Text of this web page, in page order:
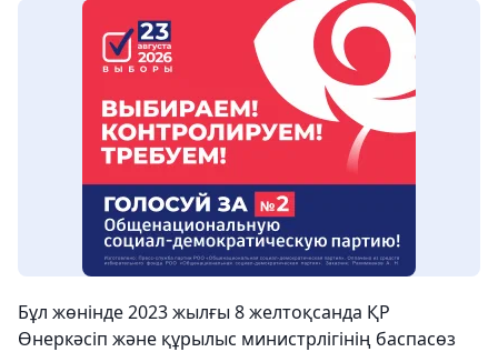
Бұл жөнінде 2023 жылғы 8 желтоқсанда ҚР
Өнеркәсіп және құрылыс министрлігінің баспасөз